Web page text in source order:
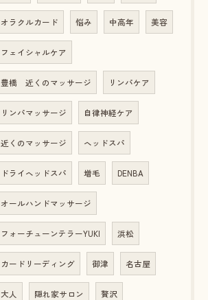
オラクルカード 悩み 中高年 美容
フェイシャルケア
豊橋 近くのマッサージ リンパケア
リンパマッサージ 自律神経ケア
近くのマッサージ ヘッドスパ
ドライヘッドスパ 増毛 DENBA
オールハンドマッサージ
フォーチューンテラーYUKI 浜松
カードリーディング 御津 名古屋
大人 隠れ家サロン 贅沢